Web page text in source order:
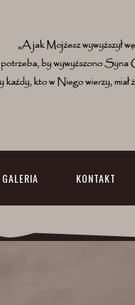
GALERIA KONTAKT